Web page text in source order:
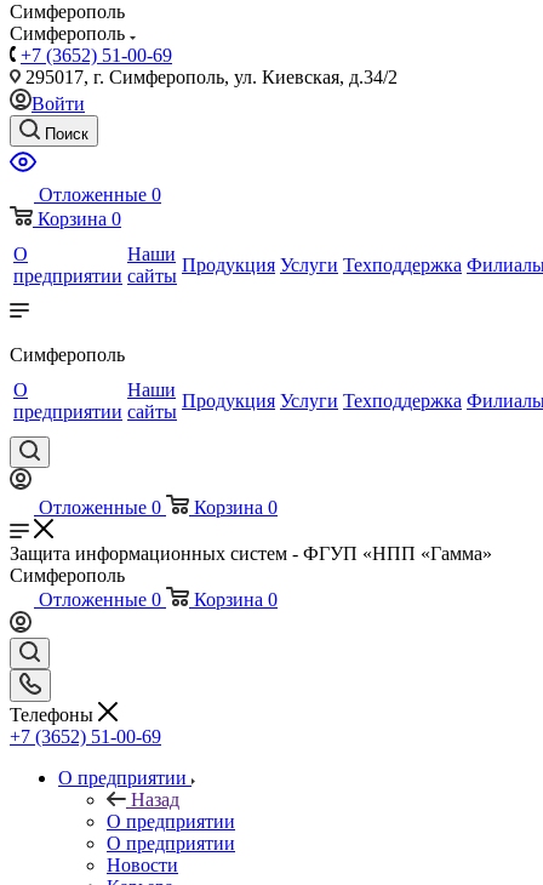
Симферополь
Симферополь
+7 (3652) 51-00-69
295017, г. Симферополь, ул. Киевская, д.34/2
Войти
Поиск
Отложенные 0
Корзина 0
О
предприятии
Наши
сайты
Продукция Услуги Техподдержка
Симферополь
О
предприятии
Наши
сайты
Продукция Услуги Техподдержка
Отложенные 0 Корзина 0
Защита информационных систем - ФГУП «НПП «Гамма»
Симферополь
Отложенные 0 Корзина 0
Телефоны
+7 (3652) 51-00-69
О предприятии
Назад
О предприятии
О предприятии
Новости